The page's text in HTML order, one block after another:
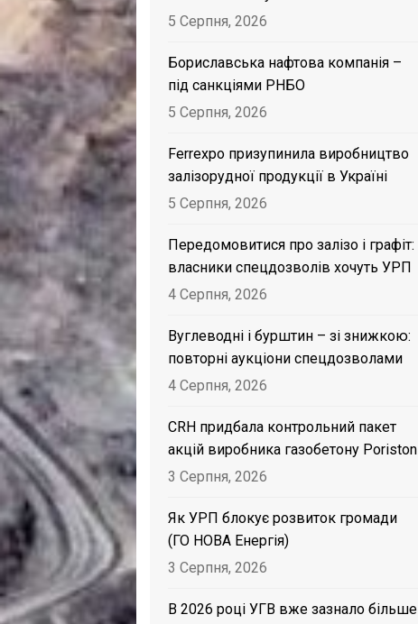
5 Серпня, 2026
Бориславська нафтова компанія –
під санкціями РНБО
5 Серпня, 2026
Ferrexpo призупинила виробництво
залізорудної продукції в Україні
5 Серпня, 2026
Передомовитися про залізо і графіт:
власники спецдозволів хочуть УРП
4 Серпня, 2026
Вуглеводні і бурштин – зі знижкою:
повторні аукціони спецдозволами
4 Серпня, 2026
CRH придбала контрольний пакет
акцій виробника газобетону Poriston
3 Серпня, 2026
Як УРП блокує розвиток громади
(ГО НОВА Енергія)
3 Серпня, 2026
В 2026 році УГВ вже зазнало більше